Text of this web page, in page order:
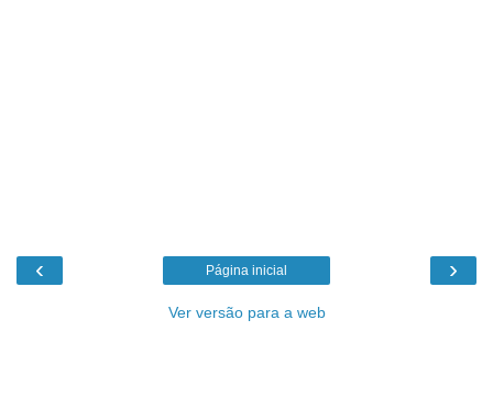
‹ ›
Página inicial
Ver versão para a web